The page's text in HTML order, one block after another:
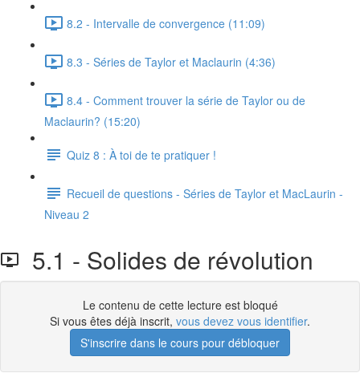
8.2 - Intervalle de convergence (11:09)
8.3 - Séries de Taylor et Maclaurin (4:36)
8.4 - Comment trouver la série de Taylor ou de
Maclaurin? (15:20)
Quiz 8 : À toi de te pratiquer !
Recueil de questions - Séries de Taylor et MacLaurin -
Niveau 2
5.1 - Solides de révolution
Le contenu de cette lecture est bloqué
Si vous êtes déjà inscrit, vous devez vous identifier.
S'inscrire dans le cours pour débloquer